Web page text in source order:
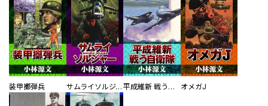
装甲擲弾兵 サムライソルジャー SAMURAI SOLDIER 平成維新 戦う自衛隊 オメガJ